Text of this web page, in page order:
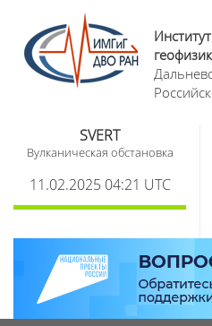
SVERT
Вулканическая обстановка
11.02.2025 04:21 UTC